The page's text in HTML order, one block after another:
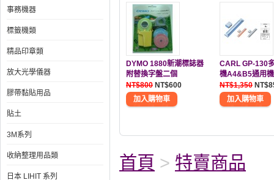
事務機器
標籤機類
精品印章類
放大光學儀器
膠帶黏貼用品
貼土
3M系列
收納整理用品類
日本 LIHIT 系列
DYMO 1880新潮標誌器
附替換字盤二個
NT$800 NT$600
CARL GP-130
機A4&B5通用
NT$1,350
首頁 > 特賣商品